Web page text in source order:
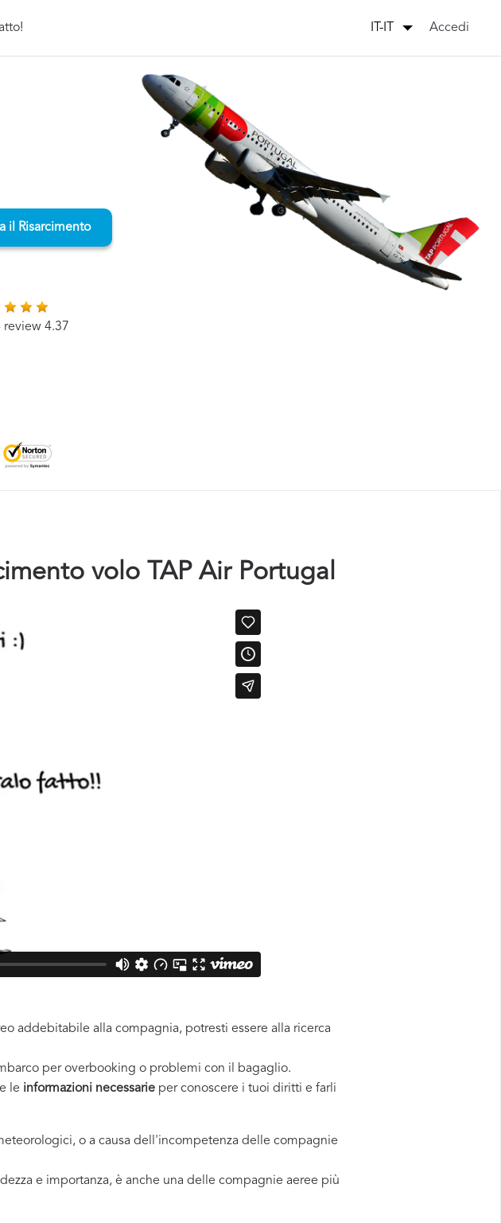
IT-IT Accedi
il Risarcimento
review 4.37
volo TAP Air Portugal
addebitabile alla compagnia, potresti essere alla ricerca
per overbooking o problemi con il bagaglio.
le informazioni necessarie per conoscere i tuoi diritti e farli
o a causa dell'incompetenza delle compagnie
e importanza, è anche una delle compagnie aeree più